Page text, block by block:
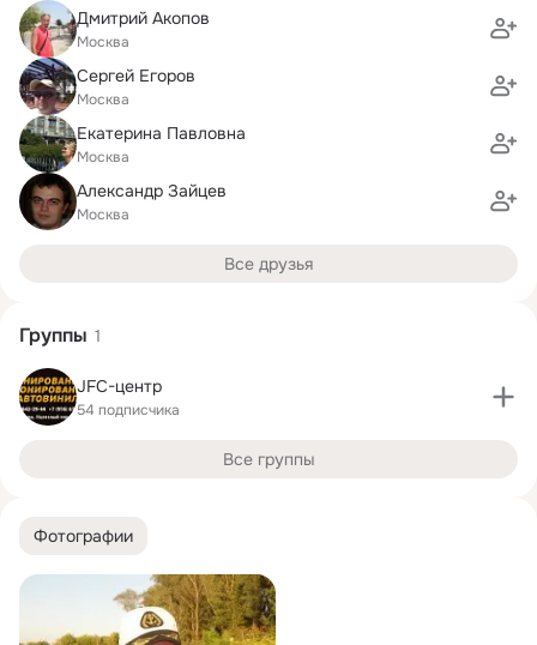
Фотографии
Дмитрий Акопов
Москва
Сергей Егоров
Москва
Екатерина Павловна
Москва
Александр Зайцев
Москва
Все друзья
Группы 1
JFC-центр
54 подписчика
Все группы